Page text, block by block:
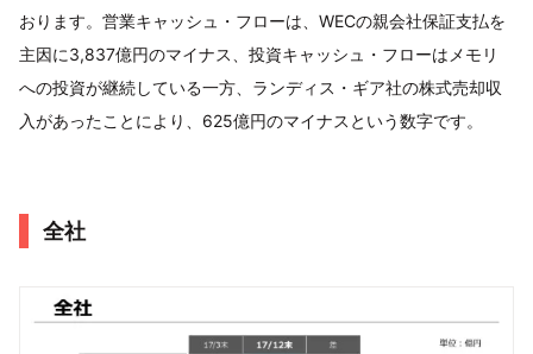
おります。営業キャッシュ・フローは、WECの親会社保証支払を
主因に3,837億円のマイナス、投資キャッシュ・フローはメモリ
への投資が継続している一方、ランディス・ギア社の株式売却収
入があったことにより、625億円のマイナスという数字です。
全社